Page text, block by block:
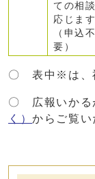
ての相
応じます
（申込不
要）
〇 表中※は、
〇 広報いかる
く）からご覧い